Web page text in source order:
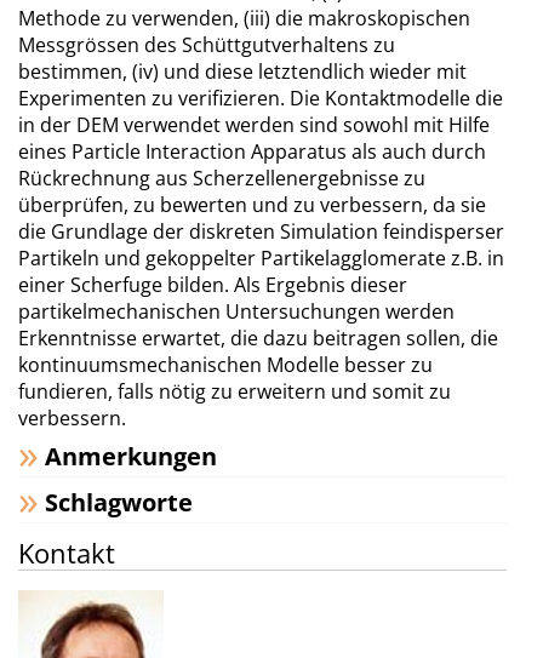
Methode zu verwenden, (iii) die makroskopischen
Messgrössen des Schüttgutverhaltens zu
bestimmen, (iv) und diese letztendlich wieder mit
Experimenten zu verifizieren. Die Kontaktmodelle die
in der DEM verwendet werden sind sowohl mit Hilfe
eines Particle Interaction Apparatus als auch durch
Rückrechnung aus Scherzellenergebnisse zu
überprüfen, zu bewerten und zu verbessern, da sie
die Grundlage der diskreten Simulation feindisperser
Partikeln und gekoppelter Partikelagglomerate z.B. in
einer Scherfuge bilden. Als Ergebnis dieser
partikelmechanischen Untersuchungen werden
Erkenntnisse erwartet, die dazu beitragen sollen, die
kontinuumsmechanischen Modelle besser zu
fundieren, falls nötig zu erweitern und somit zu
verbessern.
Anmerkungen
Schlagworte
Kontakt